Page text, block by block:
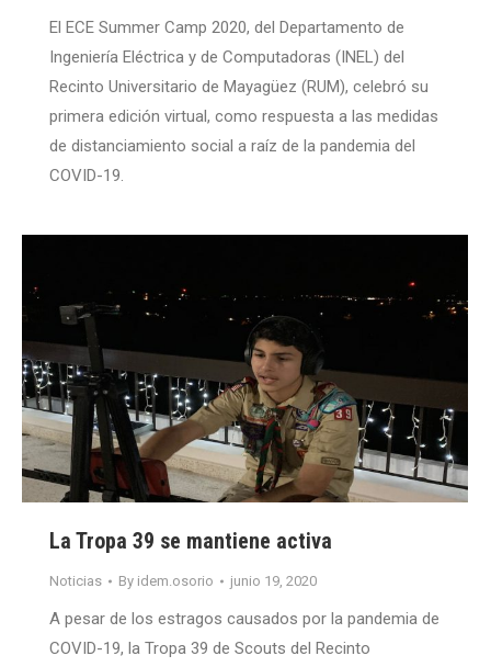
El ECE Summer Camp 2020, del Departamento de
Ingeniería Eléctrica y de Computadoras (INEL) del
Recinto Universitario de Mayagüez (RUM), celebró su
primera edición virtual, como respuesta a las medidas
de distanciamiento social a raíz de la pandemia del
COVID-19.
La Tropa 39 se mantiene activa
Noticias By idem.osorio junio 19, 2020
A pesar de los estragos causados por la pandemia de
COVID-19, la Tropa 39 de Scouts del Recinto